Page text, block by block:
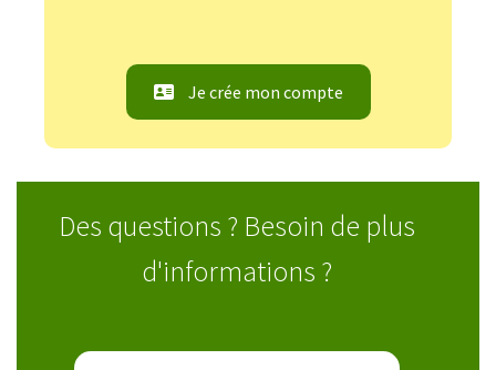
Je crée mon compte
Des questions ? Besoin de plus
d'informations ?